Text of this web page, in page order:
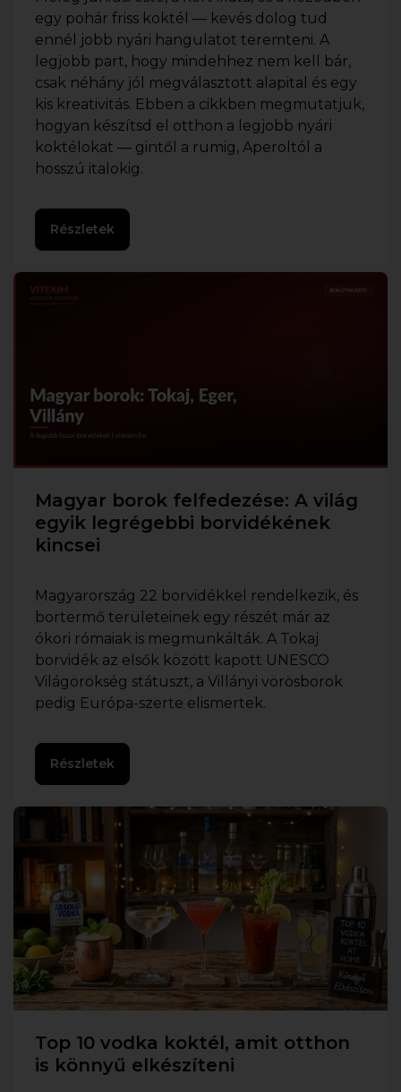
egy pohár friss koktél — kevés dolog tud
ennél jobb nyári hangulatot teremteni. A
legjobb part, hogy mindehhez nem kell bár,
csak néhány jól megválasztott alapital és egy
kis kreativitás. Ebben a cikkben megmutatjuk,
hogyan készítsd el otthon a legjobb nyári
koktélokat — gintől a rumig, Aperoltól a
hosszú italokig.
Részletek
Magyar borok felfedezése: A világ
egyik legrégebbi borvidékének
kincsei
Magyarország 22 borvidékkel rendelkezik, és
bortermő területeinek egy részét már az
ókori rómaiak is megmunkálták. A Tokaj
borvidék az elsők között kapott UNESCO
Világörökség státuszt, a Villányi vörösborok
pedig Európa-szerte elismertek.
Részletek
Top 10 vodka koktél, amit otthon
is könnyű elkészíteni